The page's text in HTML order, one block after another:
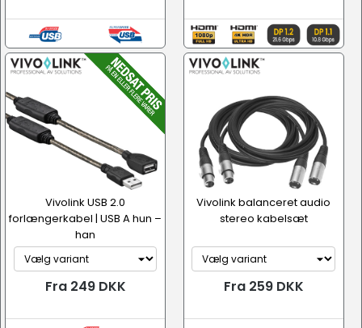
Vivolink USB 2.0
forlængerkabel | USB A hun –
han
Fra 249 DKK
Vivolink balanceret audio
stereo kabelsæt
Fra 259 DKK